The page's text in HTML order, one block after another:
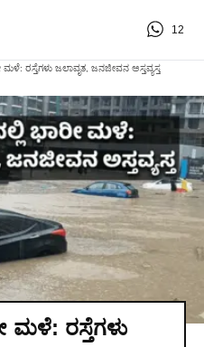
12
ಮಳೆ: ರಸ್ತೆಗಳು ಜಲಾವೃತ, ಜನಜೀವನ ಅಸ್ತವ್ಯಸ್ತ
ಮಳೆ: ರಸ್ತೆಗಳು